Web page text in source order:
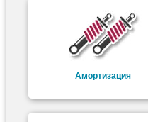
Амортизация